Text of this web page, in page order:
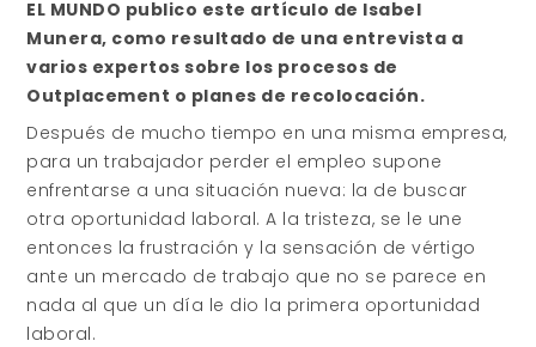
EL MUNDO publico este artículo de Isabel
Munera, como resultado de una entrevista a
varios expertos sobre los procesos de
Outplacement o planes de recolocación.
Después de mucho tiempo en una misma empresa,
para un trabajador perder el empleo supone
enfrentarse a una situación nueva: la de buscar
otra oportunidad laboral. A la tristeza, se le une
entonces la frustración y la sensación de vértigo
ante un mercado de trabajo que no se parece en
nada al que un día le dio la primera oportunidad
laboral.